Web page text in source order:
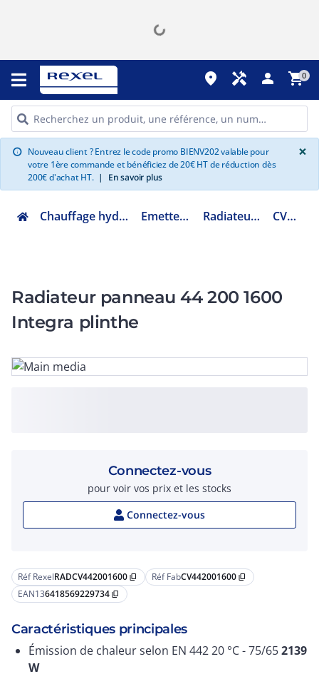
place handyman person shopping_cart0
info Nouveau client ? Entrez le code promo BIENV202 valable pour
votre 1ère commande et bénéficiez de 20€ HT de réduction dès
200€ d'achat HT. | En savoir plus
×
Chauffage hydraulique et plomberie Emetteur eau chaude Radiateur panneau acier CV442001600
Radiateur panneau 44 200 1600
Integra plinthe
Réf RexelRADCV442001600 content_copy Réf FabCV442001600 content_copy
EAN136418569229734 content_copy
Caractéristiques principales
Émission de chaleur selon EN 442 20 °C - 75/652139
W
Connectez-vous
pour voir vos prix et les stocks
Connectez-vous